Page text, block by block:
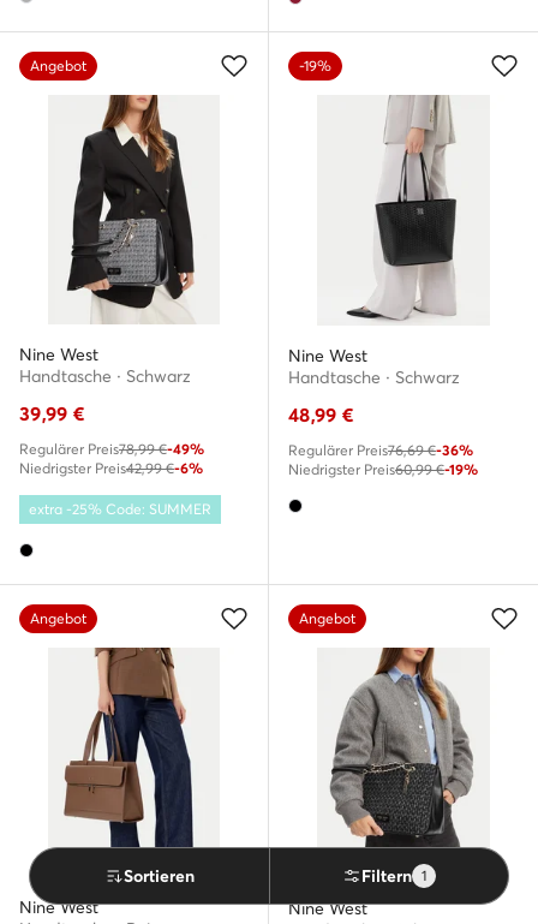
Sortieren Filtern 1
Angebot
Nine West
Handtasche · Schwarz
39,99 €
Regulärer Preis78,99 €-49%
Niedrigster Preis42,99 €-6%
extra -25% Code: SUMMER
-19%
Nine West
Handtasche · Schwarz
48,99 €
Regulärer Preis76,69 €-36%
Niedrigster Preis60,99 €-19%
Angebot
Nine West
Angebot
Nine West